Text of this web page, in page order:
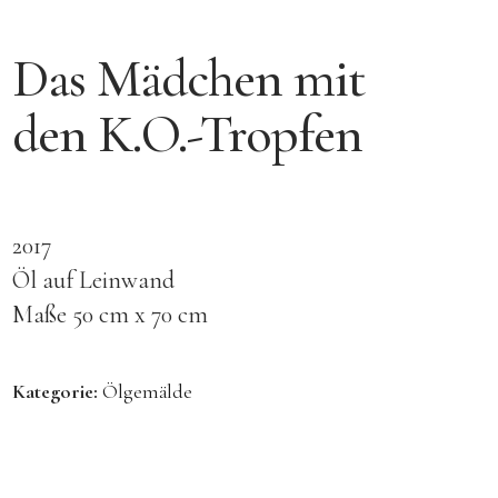
Das Mädchen mit
den K.O.-Tropfen
2017
Öl auf Leinwand
Maße 50 cm x 70 cm
Kategorie: Ölgemälde